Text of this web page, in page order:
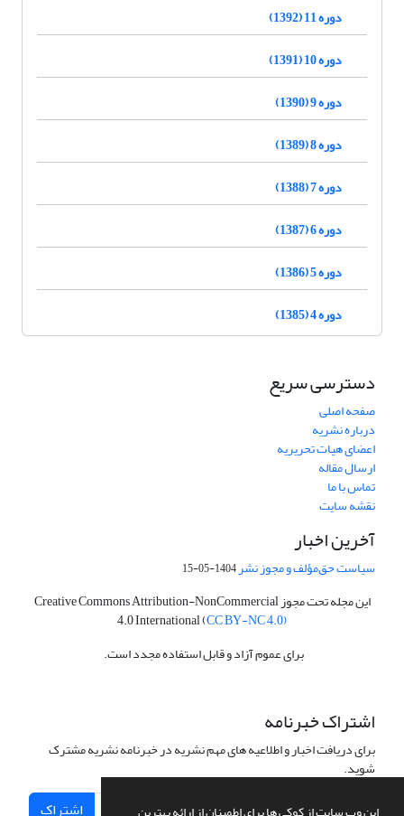
دوره 11 (1392)
دوره 10 (1391)
دوره 9 (1390)
دوره 8 (1389)
دوره 7 (1388)
دوره 6 (1387)
دوره 5 (1386)
دوره 4 (1385)
دسترسی سریع
صفحه اصلی
درباره نشریه
اعضای هیات تحریریه
ارسال مقاله
تماس با ما
نقشه سایت
آخرین اخبار
سیاست حق‌مؤلف و مجوز نشر1404-05-15
این مجله تحت مجوز Creative Commons Attribution-NonCommercial
4.0 International (CC BY-NC 4.0)
برای عموم آزاد و قابل استفاده مجدد است.
اشتراک خبرنامه
برای دریافت اخبار و اطلاعیه های مهم نشریه در خبرنامه نشریه مشترک
شوید.
اشتراک